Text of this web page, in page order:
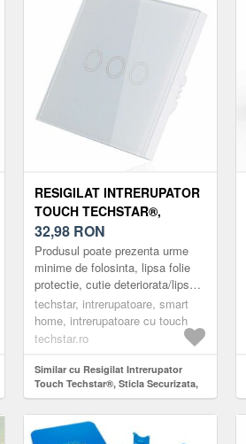
RESIGILAT INTRERUPATOR
TOUCH TECHSTAR®,
STICLA SECURIZATA,
DESIGN MODERN,
ILUMINARE LED, 3 FAZE,
ALB
32,98 RON
Produsul poate prezenta urme
minime de folosinta, lipsa folie
protectie, cutie deteriorata/lipsa,
usoare zgarieturi etc. Fa-ti viata
mai usoara cu ...
techstar, intrerupatoare, smart
home, intrerupatoare cu touch
techstar.ro
Similar cu Resigilat Intrerupator
Touch Techstar®, Sticla Securizata,
Design Modern, Iluminare LED, 3
Faze, Alb